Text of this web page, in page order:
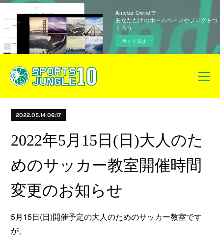
Ameba Owndで
あなただけのホームページやブログをつ
くろう
今すぐ試す
2022.05.14 06:17
2022年5月15日(日)大人のた
めのサッカー教室開催時間
変更のお知らせ
5月15日(日)開催予定の大人のためのサッカー教室です
が、